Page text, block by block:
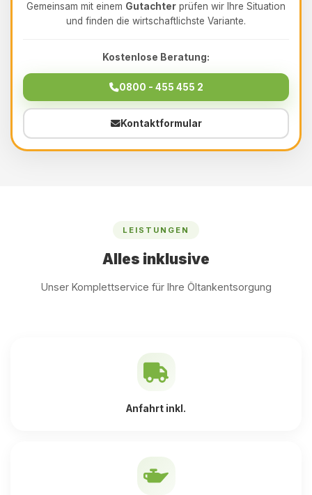
Gemeinsam mit einem Gutachter prüfen wir Ihre Situation
und finden die wirtschaftlichste Variante.
Kostenlose Beratung:
0800 - 455 455 2
Kontaktformular
LEISTUNGEN
Alles inklusive
Unser Komplettservice für Ihre Öltankentsorgung
Anfahrt inkl.